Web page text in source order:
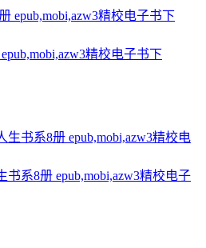
精校电子书下
系8册 epub,mobi,azw3精校电子